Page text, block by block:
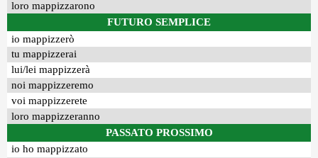
loro mappizzarono
FUTURO SEMPLICE
io mappizzerò
tu mappizzerai
lui/lei mappizzerà
noi mappizzeremo
voi mappizzerete
loro mappizzeranno
PASSATO PROSSIMO
io ho mappizzato